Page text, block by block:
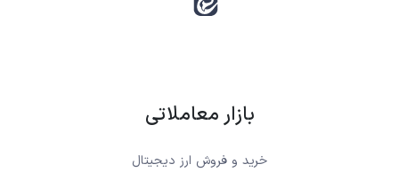
بازار معاملاتی
خرید و فروش ارز دیجیتال